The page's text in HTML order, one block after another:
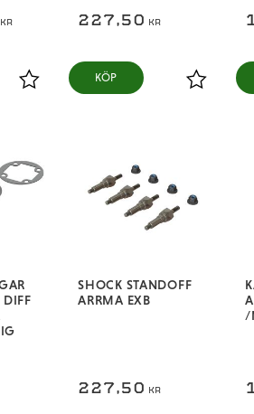
KR
Lägg till i favoriter
227,50 KR
Lägg till
KÖP
DIFF
SHOCK STANDOFF
ARRMA EXB
227,50 KR
/